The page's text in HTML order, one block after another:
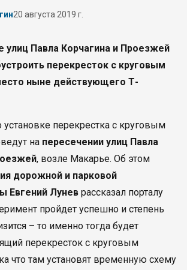
20 августа 2019 г.
улиц Павла Корчагина и Проезжей
перекресток с круговым
ныне действующего Т-
перекрестка с круговым
на пересечении улиц Павла
, возле Макарье. Об этом
дорожной и парковой
Евгений Лунев рассказал порталу
пройдет успешно и степень
– то именно тогда будет
перекресток с круговым
что там установят временную схему